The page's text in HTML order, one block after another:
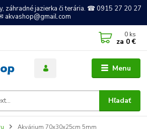
záhradné jazierka či terária. ☎ 0915 27 20 27
akvashop@gmail.com
Menu
Hľadať
0 ks
za 0 €
Akvárium 70x30x25cm 5mm